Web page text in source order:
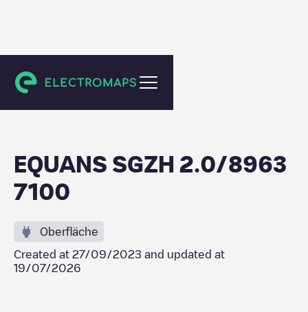
Wassenaar
EQUANS SGZH 2.0/8963
7100
Oberfläche
Created at 27/09/2023 and updated at
19/07/2026